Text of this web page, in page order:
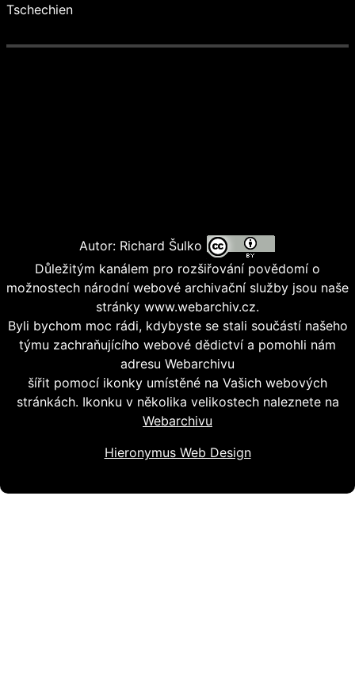
Tschechien
Autor: Richard Šulko
Důležitým kanálem pro rozšiřování povědomí o
možnostech národní webové archivační služby jsou naše
stránky www.webarchiv.cz.
Byli bychom moc rádi, kdybyste se stali součástí našeho
týmu zachraňujícího webové dědictví a pomohli nám
adresu Webarchivu
šířit pomocí ikonky umístěné na Vašich webových
stránkách. Ikonku v několika velikostech naleznete na
Webarchivu
Hieronymus Web Design